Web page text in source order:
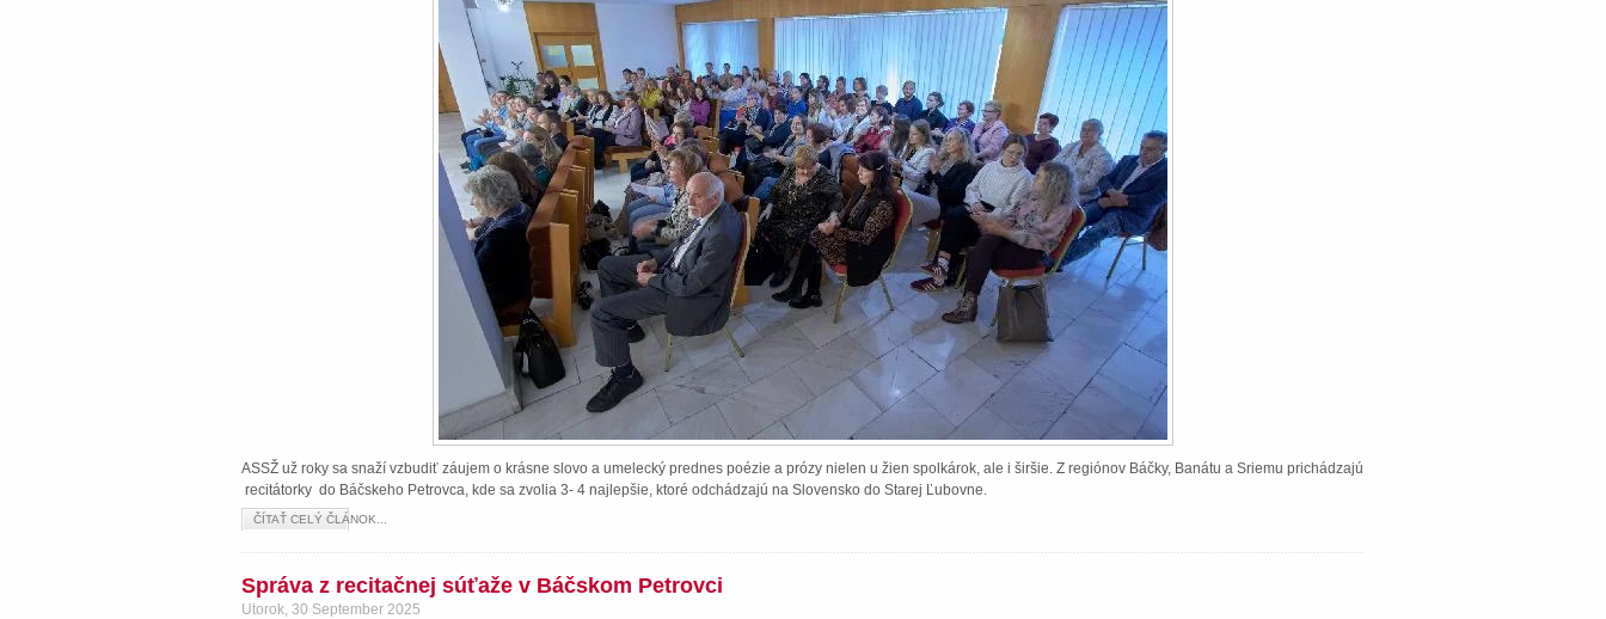
ASSŽ už roky sa snaží vzbudiť záujem o krásne slovo a umelecký prednes poézie a prózy nielen u žien spolkárok, ale i širšie. Z regiónov Báčky, Banátu a Sriemu prichádzajú
recitátorky do Báčskeho Petrovca, kde sa zvolia 3- 4 najlepšie, ktoré odchádzajú na Slovensko do Starej Ľubovne.
ČÍTAŤ CELÝ ČLÁNOK...
Správa z recitačnej súťaže v Báčskom Petrovci
Utorok, 30 September 2025